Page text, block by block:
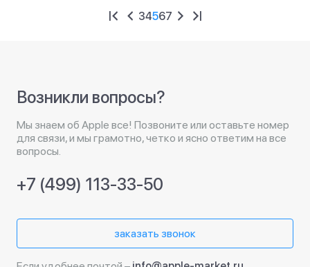
34567
Возникли вопросы?
Мы знаем об Apple все! Позвоните или оставьте номер
для связи, и мы грамотно, четко и ясно ответим на все
вопросы.
+7 (499) 113-33-50
заказать звонок